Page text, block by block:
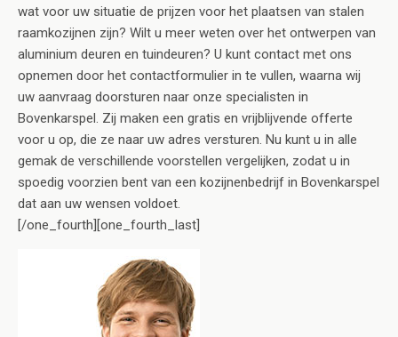
wat voor uw situatie de prijzen voor het plaatsen van stalen
raamkozijnen zijn? Wilt u meer weten over het ontwerpen van
aluminium deuren en tuindeuren? U kunt contact met ons
opnemen door het contactformulier in te vullen, waarna wij
uw aanvraag doorsturen naar onze specialisten in
Bovenkarspel. Zij maken een gratis en vrijblijvende offerte
voor u op, die ze naar uw adres versturen. Nu kunt u in alle
gemak de verschillende voorstellen vergelijken, zodat u in
spoedig voorzien bent van een kozijnenbedrijf in Bovenkarspel
dat aan uw wensen voldoet.
[/one_fourth][one_fourth_last]